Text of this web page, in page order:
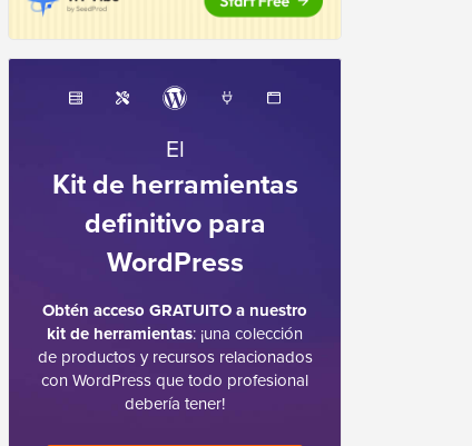
El
Kit de herramientas
definitivo para
WordPress
Obtén acceso GRATUITO a nuestro
kit de herramientas: ¡una colección
de productos y recursos relacionados
con WordPress que todo profesional
debería tener!